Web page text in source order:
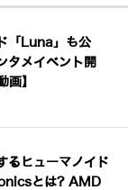
「Luna」も公
タメイベント開
】
るヒューマノイド
とは? AMD